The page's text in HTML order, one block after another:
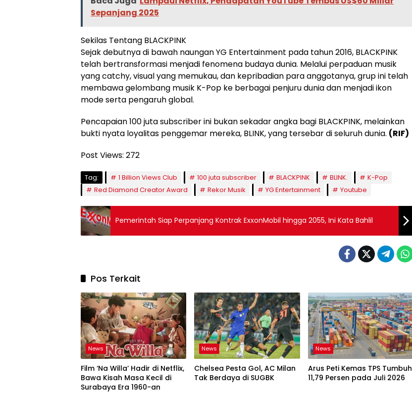
Sepanjang 2025
Sekilas Tentang BLACKPINK
Sejak debutnya di bawah naungan YG Entertainment pada tahun 2016, BLACKPINK
telah bertransformasi menjadi fenomena budaya dunia. Melalui perpaduan musik
yang catchy, visual yang memukau, dan kepribadian para anggotanya, grup ini telah
membawa gelombang musik K-Pop ke berbagai penjuru dunia dan menjadi ikon
mode serta pengaruh global.
Pencapaian 100 juta subscriber ini bukan sekadar angka bagi BLACKPINK, melainkan
bukti nyata loyalitas penggemar mereka, BLINK, yang tersebar di seluruh dunia. (RIF)
Post Views: 272
Tag: 1 Billion Views Club 100 juta subscriber BLACKPINK BLINK.
K-Pop
Red Diamond Creator Award
Rekor Musik YG Entertainment Youtube
Pemerintah Siap Perpanjang Kontrak ExxonMobil hingga 2055, Ini Kata Bahlil
Pos Terkait
News
Film ‘Na Willa’ Hadir di Netflix,
Bawa Kisah Masa Kecil di
Surabaya Era 1960-an
News
Chelsea Pesta Gol, AC Milan
Tak Berdaya di SUGBK
News
Arus Peti Kemas TPS Tumbuh
11,79 Persen pada Juli 2026